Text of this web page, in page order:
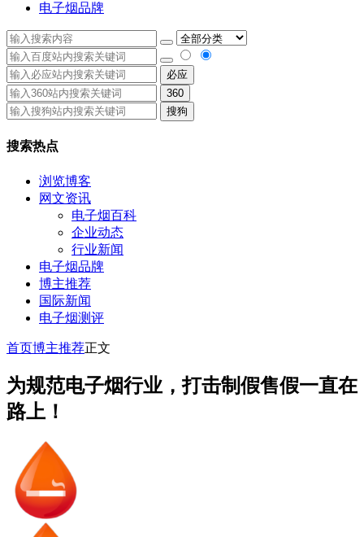
电子烟品牌
必应
360
搜狗
搜索热点
浏览博客
网文资讯
电子烟百科
企业动态
行业新闻
电子烟品牌
博主推荐
国际新闻
电子烟测评
首页博主推荐正文
为规范电子烟行业，打击制假售假一直在
路上！